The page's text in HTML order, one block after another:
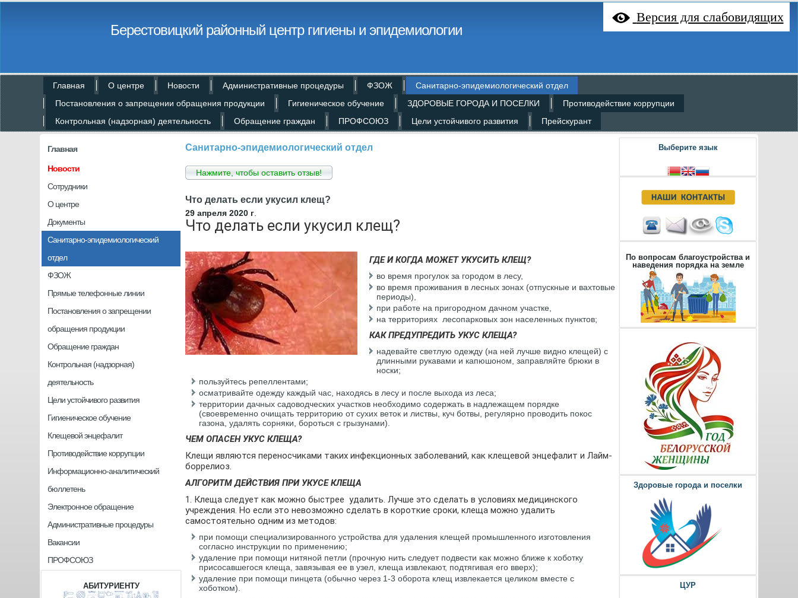
Версия для слабовидящих
Берестовицкий районный центр гигиены и эпидемиологии
Главная О центре Новости Административные процедуры ФЗОЖ
Санитарно-эпидемиологический отдел
Постановления о запрещении обращения продукции
Гигиеническое обучение ЗДОРОВЫЕ ГОРОДА И ПОСЕЛКИ
Противодействие коррупции
Контрольная (надзорная) деятельность
Обращение граждан ПРОФСОЮЗ Цели устойчивого развития Прейскурант
Главная
Новости
Сотрудники
О центре
Документы
Санитарно-эпидемиологический
отдел
ФЗОЖ
Прямые телефонные линии
Постановления о запрещении
обращения продукции
Обращение граждан
Контрольная (надзорная)
деятельность
Цели устойчивого развития
Гигиеническое обучение
Клещевой энцефалит
Противодействие коррупции
Информационно-аналитический
бюллетень
Электронное обращение
Административные процедуры
Вакансии
ПРОФСОЮЗ
АБИТУРИЕНТУ
Санитарно-эпидемиологический отдел
Нажмите, чтобы оставить отзыв!
Что делать если укусил клещ?
29 апреля 2020 г
Что делать если укусил клещ?
ГДЕ И КОГДА МОЖЕТ УКУСИТЬ КЛЕЩ?
во время прогулок за городом в лесу,
во время проживания в лесных зонах (отпускные и вахтовые
периоды),
при работе на пригородном дачном участке,
на территориях лесопарковых зон населенных пунктов;
КАК ПРЕДУПРЕДИТЬ УКУС КЛЕЩА?
надевайте светлую одежду (на ней лучше видно клещей) с
длинными рукавами и капюшоном, заправляйте брюки в
носки;
пользуйтесь репеллентами;
осматривайте одежду каждый час, находясь в лесу и после выхода из леса;
территории дачных садоводческих участков необходимо содержать в надлежащем порядке
(своевременно очищать территорию от сухих веток и листвы, куч ботвы, регулярно проводить покос
газона, удалять сорняки, бороться с грызунами).
ЧЕМ ОПАСЕН УКУС КЛЕЩА?
Клещи являются переносчиками таких инфекционных заболеваний, как клещевой энцефалит и Лайм-
боррелиоз.
АЛГОРИТМ ДЕЙСТВИЯ ПРИ УКУСЕ КЛЕЩА
1. Клеща следует как можно быстрее удалить. Лучше это сделать в условиях медицинского
учреждения. Но если это невозможно сделать в короткие сроки, клеща можно удалить
самостоятельно одним из методов:
при помощи специализированного устройства для удаления клещей промышленного изготовления
согласно инструкции по применению;
удаление при помощи нитяной петли (прочную нить следует подвести как можно ближе к хоботку
присосавшегося клеща, завязывая ее в узел, клеща извлекают, подтягивая его вверх);
удаление при помощи пинцета (обычно через 1-3 оборота клещ извлекается целиком вместе с
хоботком).
Выберите язык
По вопросам благоустройства и
наведения порядка на земле
Здоровые города и поселки
ЦУР